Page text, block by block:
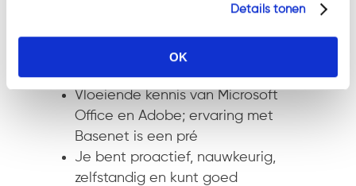
Details tonen
OK
juridische of zakelijke omgeving
Een uitstekende beheersing van
de Nederlandse taal (Engels of
Duits is mooi meegenomen)
Vloeiende kennis van Microsoft
Office en Adobe; ervaring met
Basenet is een pré
Je bent proactief, nauwkeurig,
zelfstandig en kunt goed